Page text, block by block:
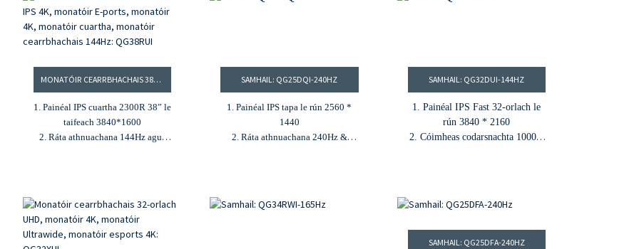
MONATÓIR CEARRBHACHAIS 38″ 2300R IPS 4K, MONATÓIR E-PORTS, MONATÓIR 4K, MONATÓIR CUARTHA, MONATÓIR CEARRBHACHAIS 144HZ: QG38RUI
1. Painéal IPS cuartha 2300R 38” le
taifeach 3840*1600
2. Ráta athnuachana 144Hz agus
5. Ionchuir HDMI, DP, USB-A,
USB-B, agus USB-C (PD 65W)
SAMHAIL: QG25DQI-240HZ
1. Painéal IPS tapa le rún 2560 *
1440
2. Ráta athnuachana 240Hz &
5. Freesync & G-sync
SAMHAIL: QG32DUI-144HZ
1. Painéal IPS Fast 32-orlach le
rún 3840 * 2160
2. Cóimheas codarsnachta 1000:1
&1.
SAMHAIL: QG25DFA-240HZ